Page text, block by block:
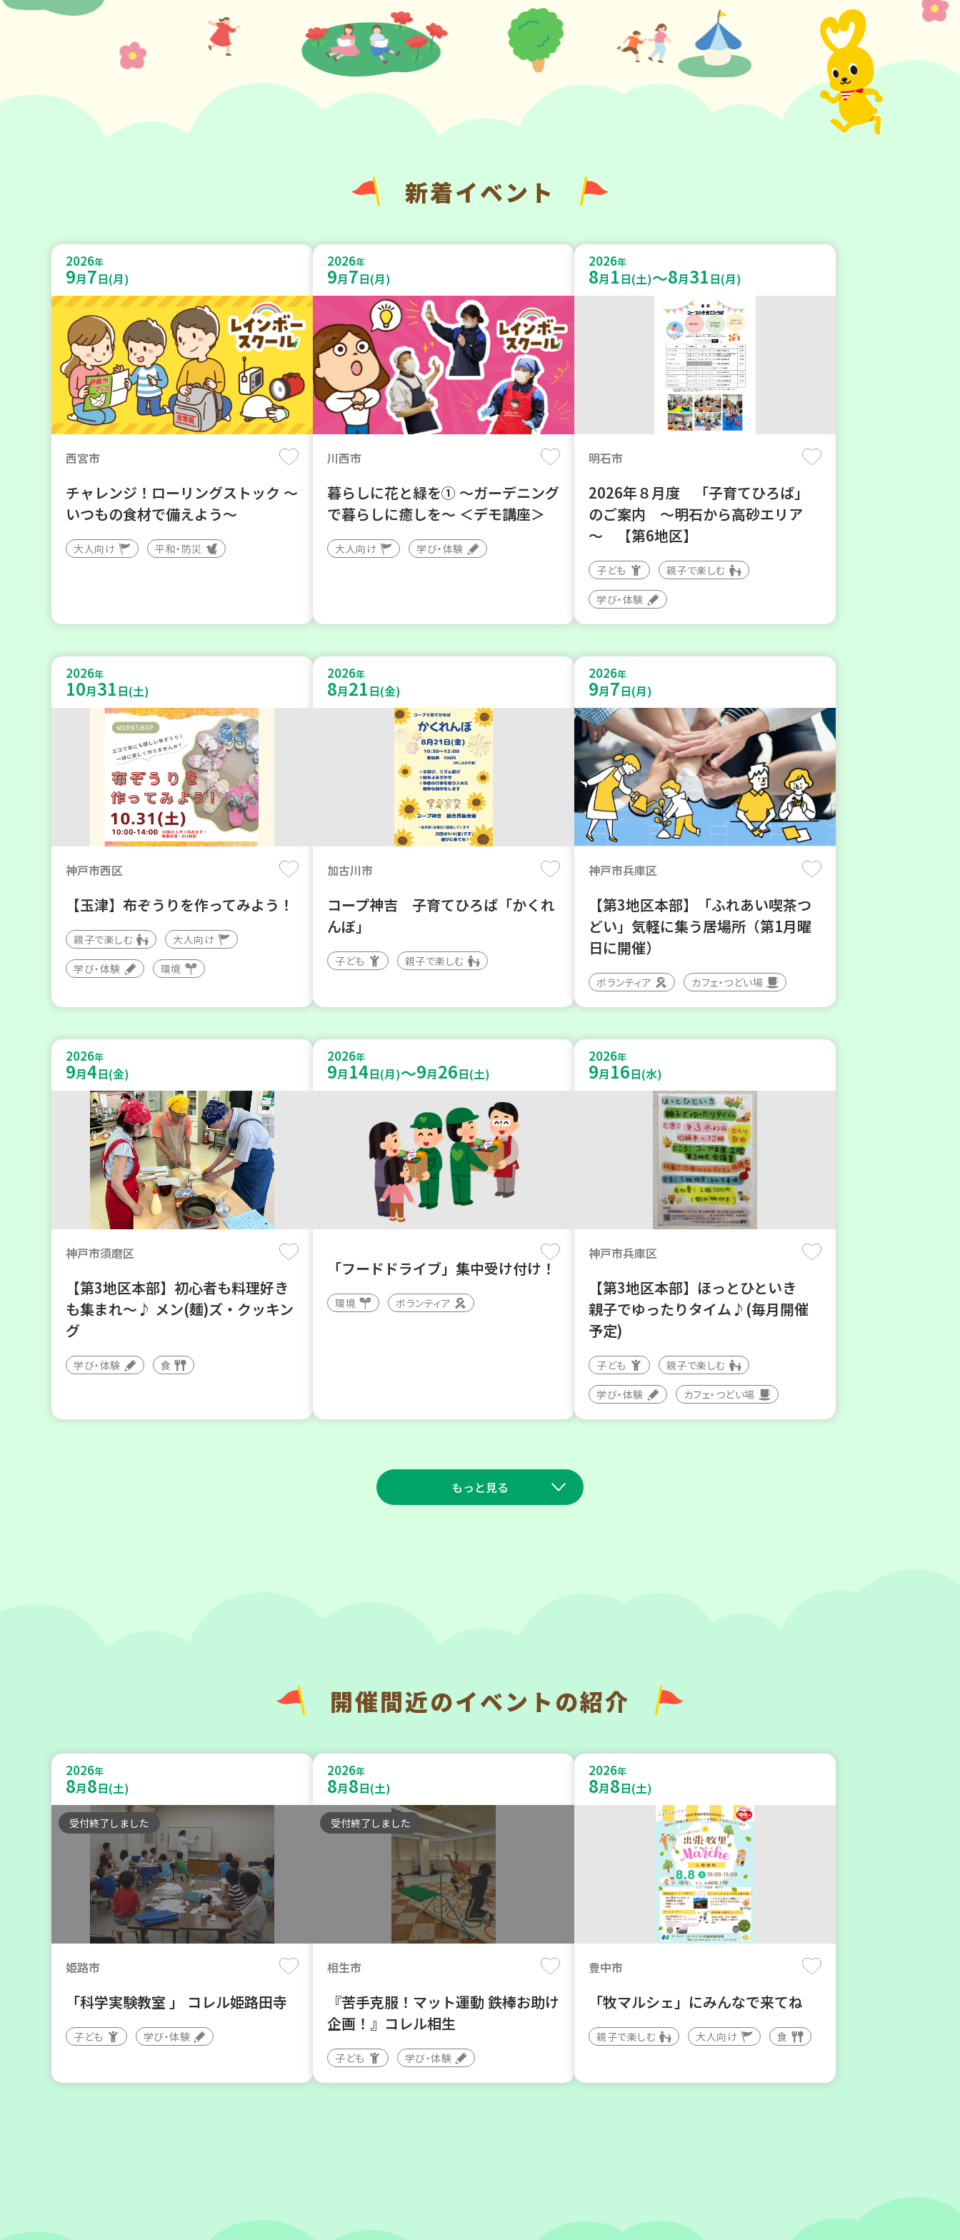
新着イベント
2026年
9月7日(月)
西宮市
チャレンジ！ローリングストック ～
いつもの食材で備えよう～
大人向け 平和・防災
2026年
9月7日(月)
川西市
暮らしに花と緑を① ～ガーデニング
で暮らしに癒しを～ ＜デモ講座＞
大人向け 学び・体験
2026年
8月 1日(土)～8月31日(月)
明石市
2026年８月度 「子育てひろば」
のご案内 ～明石から高砂エリア
～ 【第6地区】
子ども 親子で楽しむ
学び・体験
2026年
10月31日(土)
神戸市西区
【玉津】布ぞうりを作ってみよう！
親子で楽しむ 大人向け
学び・体験 環境
2026年
8月21日(金)
加古川市
コープ神吉 子育てひろば「かくれ
んぼ」
子ども 親子で楽しむ
2026年
9月7日(月)
神戸市兵庫区
【第3地区本部】「ふれあい喫茶つ
どい」気軽に集う居場所（第1月曜
日に開催）
ボランティア カフェ・つどい場
2026年
9月4日(金)
神戸市須磨区
【第3地区本部】初心者も料理好き
も集まれ～♪ メン(麺)ズ・クッキン
グ
学び・体験 食
2026年
9月 14日(月)～9月26日(土)
「フードドライブ」集中受け付け！
環境 ボランティア
2026年
9月 16日(水)
神戸市兵庫区
【第3地区本部】ほっとひといき
親子でゆったりタイム♪(毎月開催
予定)
子ども 親子で楽しむ
学び・体験 カフェ・つどい場
もっと見る
【第3地区本部】涼しい室内で遊ぼ
う♪ 親子で楽しい夏祭り
親子で楽しむ
神戸市東灘区
【第3地区本部】「ふれあいティー
ルームすみれ会」（毎月第2金曜
日）
食 カフェ・つどい場
神戸市兵庫区
【第3地区本部】こべっこBOSAI(ぼ
うさい)教室～かぞくで楽しくまなぼ
うさい～
平和・防災
2026年
10日(木) 日(木)
開催間近のイベントの紹介
2026年
8月8日(土)
受付終了しました
姫路市
「科学実験教室 」 コレル姫路田寺
子ども 学び・体験
2026年
8月8日(土)
受付終了しました
相生市
『苦手克服！マット運動 鉄棒お助け
企画！』コレル相生
子ども 学び・体験
2026年
8月8日(土)
豊中市
「牧マルシェ」にみんなで来てね
親子で楽しむ 大人向け 食